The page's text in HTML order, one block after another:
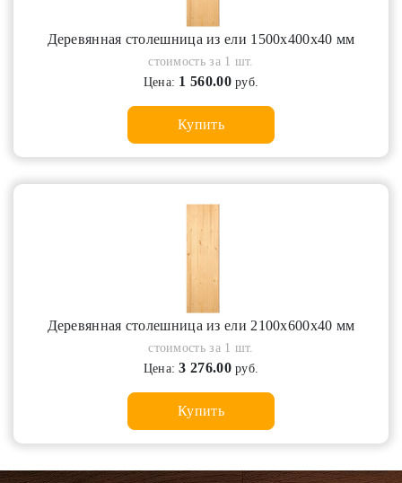
Деревянная столешница из ели 1500х400х40 мм
стоимость за 1 шт.
Цена: 1 560.00руб.
Купить
Деревянная столешница из ели 2100х600х40 мм
стоимость за 1 шт.
Цена:3 276.00руб.
Купить